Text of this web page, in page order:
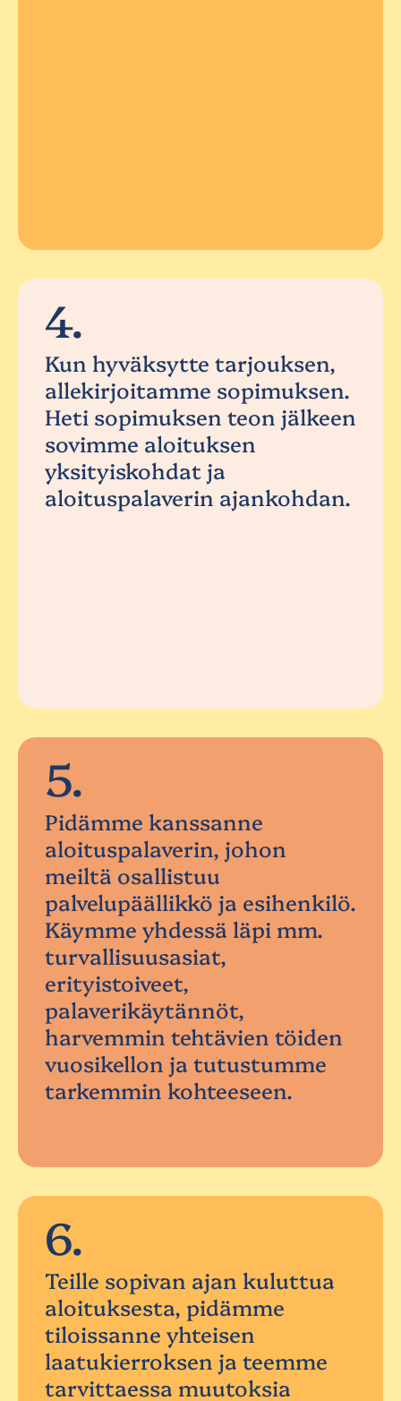
4.
Kun hyväksytte tarjouksen,
allekirjoitamme sopimuksen.
Heti sopimuksen teon jälkeen
sovimme aloituksen
yksityiskohdat ja
aloituspalaverin ajankohdan.
5.
Pidämme kanssanne
aloituspalaverin, johon
meiltä osallistuu
palvelupäällikkö ja esihenkilö.
Käymme yhdessä läpi mm.
turvallisuusasiat,
erityistoiveet,
palaverikäytännöt,
harvemmin tehtävien töiden
vuosikellon ja tutustumme
tarkemmin kohteeseen.
6.
Teille sopivan ajan kuluttua
aloituksesta, pidämme
tiloissanne yhteisen
laatukierroksen ja teemme
tarvittaessa muutoksia